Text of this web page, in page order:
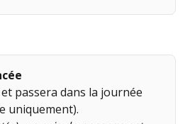
passera dans la journée
uniquement).